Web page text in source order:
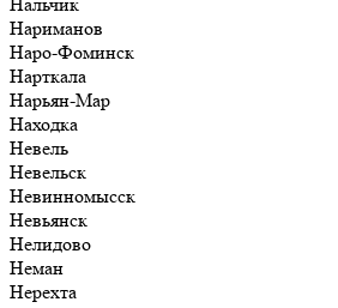
Нариманов
Наро-Фоминск
Нарткала
Нарьян-Мар
Находка
Невель
Невельск
Невинномысск
Невьянск
Нелидово
Неман
Нерехта